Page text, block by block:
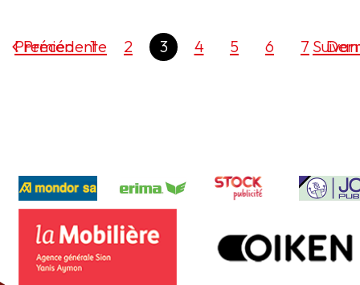
Précédente
Premier 1 2 3 4 5 6 7